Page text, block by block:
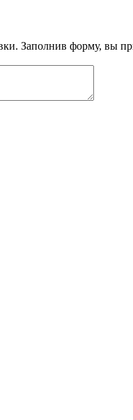
Заполнив форму, вы